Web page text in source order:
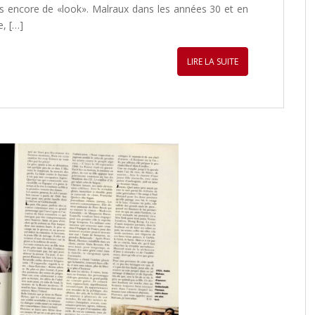
encore de «look». Malraux dans les années 30 et en
[…]
LIRE LA SUITE